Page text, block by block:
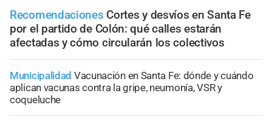
Recomendaciones Cortes y desvíos en Santa Fe
por el partido de Colón: qué calles estarán
afectadas y cómo circularán los colectivos
Municipalidad Vacunación en Santa Fe: dónde y cuándo
aplican vacunas contra la gripe, neumonía, VSR y
coqueluche